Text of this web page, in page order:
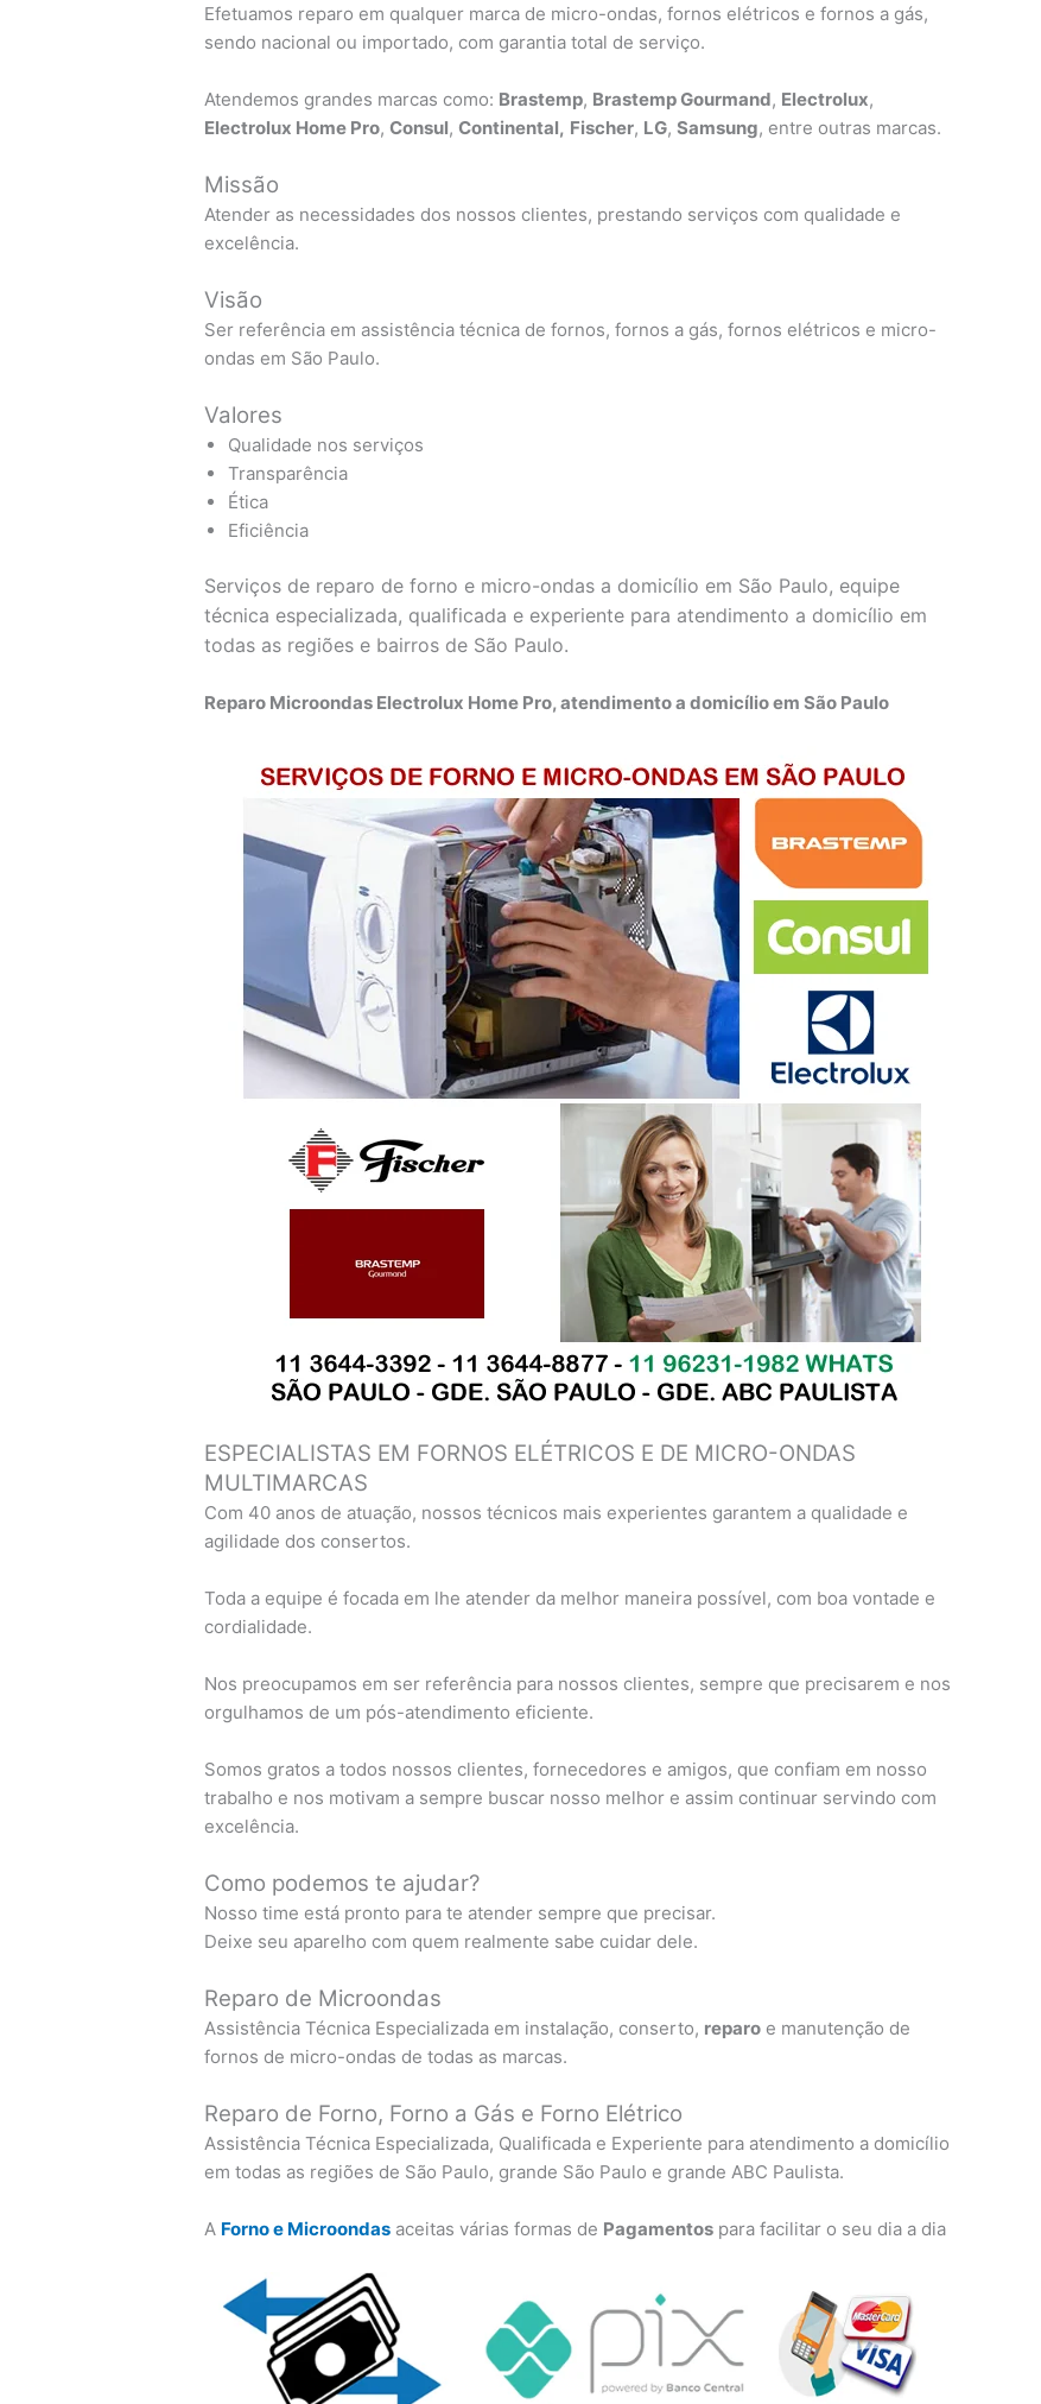
Efetuamos reparo em qualquer marca de micro-ondas, fornos elétricos e fornos a gás,
sendo nacional ou importado, com garantia total de serviço.
Atendemos grandes marcas como: Brastemp, Brastemp Gourmand, Electrolux,
Electrolux Home Pro,Consul,Continental, Fischer, LG,Samsung, entre outras marcas.
Missão
Atender as necessidades dos nossos clientes, prestando serviços com qualidade e
excelência.
Visão
Ser referência em assistência técnica de fornos, fornos a gás, fornos elétricos e micro-
ondas em São Paulo.
Valores
Qualidade nos serviços
Transparência
Ética
Eficiência
Serviços de reparo de forno e micro-ondas a domicílio em São Paulo, equipe
técnica especializada, qualificada e experiente para atendimento a domicílio em
todas as regiões e bairros de São Paulo.
Reparo Microondas Electrolux Home Pro, atendimento a domicílio em São Paulo
ESPECIALISTAS EM FORNOS ELÉTRICOS E DE MICRO-ONDAS
MULTIMARCAS
Com 40 anos de atuação, nossos técnicos mais experientes garantem a qualidade e
agilidade dos consertos.
Toda a equipe é focada em lhe atender da melhor maneira possível, com boa vontade e
cordialidade.
Nos preocupamos em ser referência para nossos clientes, sempre que precisarem e nos
orgulhamos de um pós-atendimento eficiente.
Somos gratos a todos nossos clientes, fornecedores e amigos, que confiam em nosso
trabalho e nos motivam a sempre buscar nosso melhor e assim continuar servindo com
excelência.
Como podemos te ajudar?
Nosso time está pronto para te atender sempre que precisar.
Deixe seu aparelho com quem realmente sabe cuidar dele.
Reparo de Microondas
Assistência Técnica Especializada em instalação, conserto, reparo e manutenção de
fornos de micro-ondas de todas as marcas.
Reparo de Forno, Forno a Gás e Forno Elétrico
Assistência Técnica Especializada, Qualificada e Experiente para atendimento a domicílio
em todas as regiões de São Paulo, grande São Paulo e grande ABC Paulista.
A Forno e Microondas aceitas várias formas de Pagamentos para facilitar o seu dia a dia